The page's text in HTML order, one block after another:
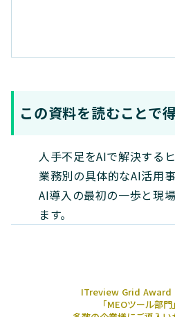
この資料を読むことで
人手不足をAIで解決する
業務別の具体的なAI活用
AI導入の最初の一歩と現
ます。
ITreview Grid Award
「MEOツール部